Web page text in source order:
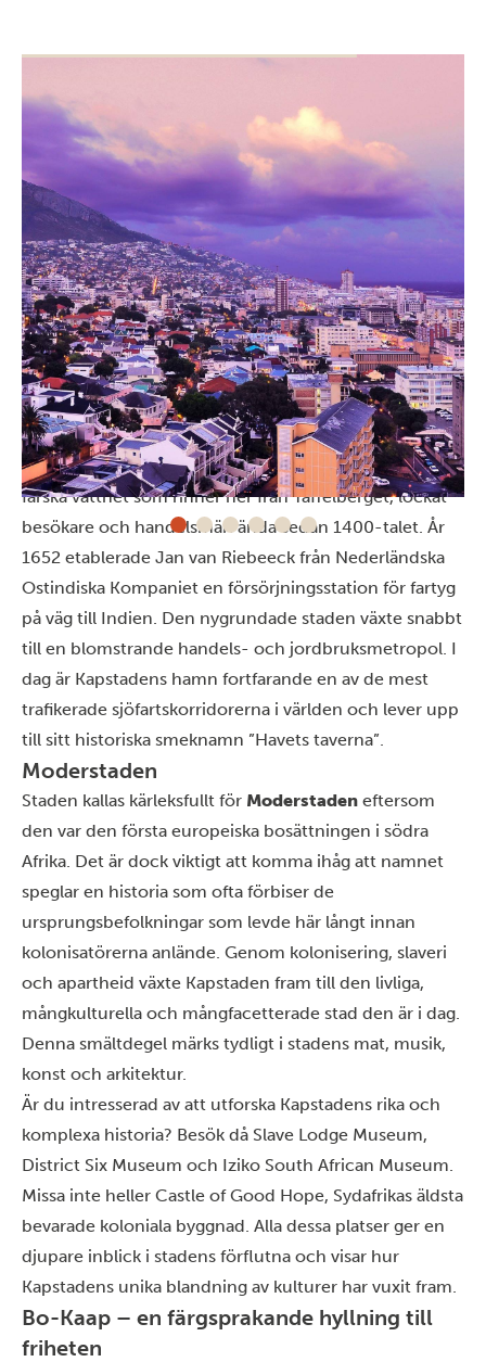
Vid handelsvägarnas korsning, mellan Asien
och Amerika
Kapstaden har, tack vare sitt strategiska läge och det
färska vattnet som rinner ner från Taffelberget, lockat
besökare och handelsmän ända sedan 1400-talet. År
1652 etablerade Jan van Riebeeck från Nederländska
Ostindiska Kompaniet en försörjningsstation för fartyg
på väg till Indien. Den nygrundade staden växte snabbt
till en blomstrande handels- och jordbruksmetropol. I
dag är Kapstadens hamn fortfarande en av de mest
trafikerade sjöfartskorridorerna i världen och lever upp
till sitt historiska smeknamn ”Havets taverna”.
Moderstaden
Staden kallas kärleksfullt för Moderstaden eftersom
den var den första europeiska bosättningen i södra
Afrika. Det är dock viktigt att komma ihåg att namnet
speglar en historia som ofta förbiser de
ursprungsbefolkningar som levde här långt innan
kolonisatörerna anlände. Genom kolonisering, slaveri
och apartheid växte Kapstaden fram till den livliga,
mångkulturella och mångfacetterade stad den är i dag.
Denna smältdegel märks tydligt i stadens mat, musik,
konst och arkitektur.
Är du intresserad av att utforska Kapstadens rika och
komplexa historia? Besök då Slave Lodge Museum,
District Six Museum och Iziko South African Museum.
Missa inte heller Castle of Good Hope, Sydafrikas äldsta
bevarade koloniala byggnad. Alla dessa platser ger en
djupare inblick i stadens förflutna och visar hur
Kapstadens unika blandning av kulturer har vuxit fram.
Bo-Kaap – en färgsprakande hyllning till
friheten